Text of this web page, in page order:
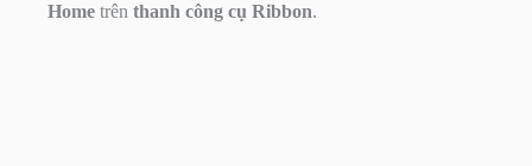
Home trên thanh công cụ Ribbon.